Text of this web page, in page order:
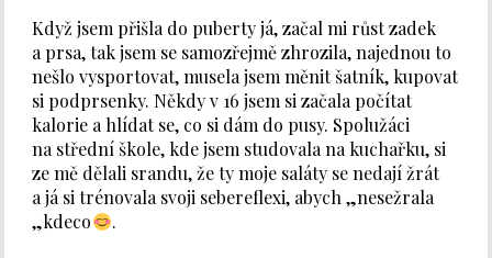
Když jsem přišla do puberty já, začal mi růst zadek
a prsa, tak jsem se samozřejmě zhrozila, najednou to
nešlo vysportovat, musela jsem měnit šatník, kupovat
si podprsenky. Někdy v 16 jsem si začala počítat
kalorie a hlídat se, co si dám do pusy. Spolužáci
na střední škole, kde jsem studovala na kuchařku, si
ze mě dělali srandu, že ty moje saláty se nedají žrát
a já si trénovala svoji sebereflexi, abych „nesežrala
„kdeco
.